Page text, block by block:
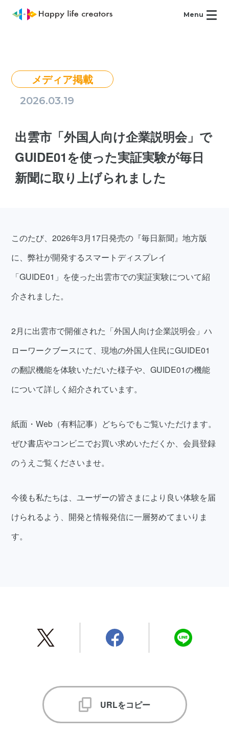
Menu
メディア掲載
2026.03.19
出雲市「外国人向け企業説明会」で
GUIDE01を使った実証実験が毎日
新聞に取り上げられました
このたび、2026年3月17日発売の『毎日新聞』地方版
に、弊社が開発するスマートディスプレイ
「GUIDE01」を使った出雲市での実証実験について紹
介されました。
2月に出雲市で開催された「外国人向け企業説明会」ハ
ローワークブースにて、現地の外国人住民にGUIDE01
の翻訳機能を体験いただいた様子や、GUIDE01の機能
について詳しく紹介されています。
紙面・Web（有料記事）どちらでもご覧いただけます。
ぜひ書店やコンビニでお買い求めいただくか、会員登録
のうえご覧くださいませ。
今後も私たちは、ユーザーの皆さまにより良い体験を届
けられるよう、開発と情報発信に一層努めてまいりま
す。
URLをコピー